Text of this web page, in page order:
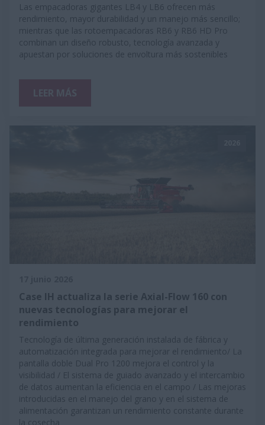
Las empacadoras gigantes LB4 y LB6 ofrecen más
rendimiento, mayor durabilidad y un manejo más sencillo;
mientras que las rotoempacadoras RB6 y RB6 HD Pro
combinan un diseño robusto, tecnología avanzada y
apuestan por soluciones de envoltura más sostenibles
Case IH actualiza la serie Axial-Flow 160 con
nuevas tecnologías para mejorar el
rendimiento
Tecnología de última generación instalada de fábrica y
automatización integrada para mejorar el rendimiento/ La
pantalla doble Dual Pro 1200 mejora el control y la
visibilidad / El sistema de guiado avanzado y el intercambio
de datos aumentan la eficiencia en el campo / Las mejoras
introducidas en el manejo del grano y en el sistema de
alimentación garantizan un rendimiento constante durante
la cosecha